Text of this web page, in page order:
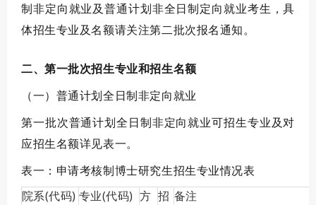
制非定向就业及普通计划非全日制定向就业考生，具
体招生专业及名额请关注第二批次报名通知。
二、第一批次招生专业和招生名额
（一）普通计划全日制非定向就业
第一批次普通计划全日制非定向就业可招生专业及对
应招生名额详见表一。
表一：申请考核制博士研究生招生专业情况表
院系(代码) 专业(代码) 方 招 备注